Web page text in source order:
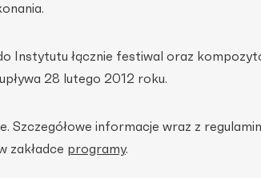
Instytutu łącznie festiwal oraz
28 lutego 2012 roku.
Szczegółowe informacje wraz z
zakładce programy.